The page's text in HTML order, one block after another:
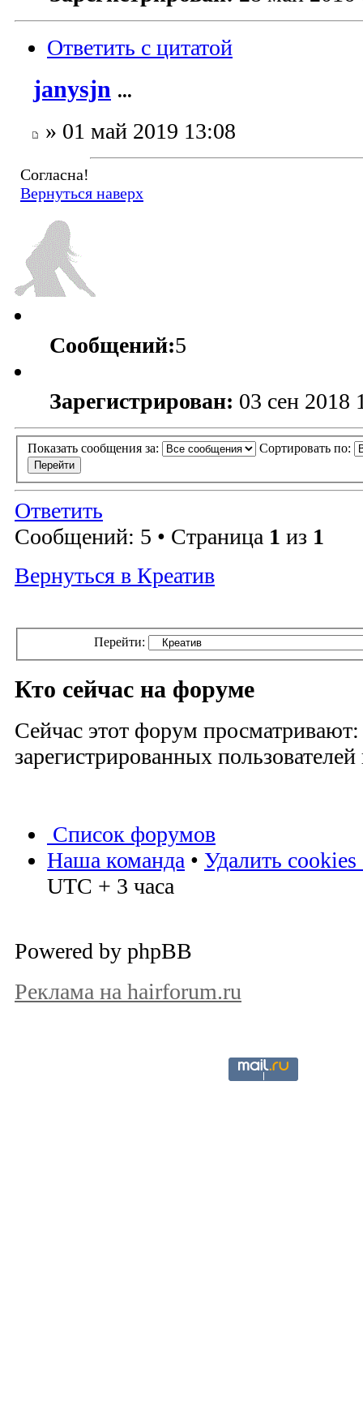
Ответить с цитатой
janysjn ...
» 01 май 2019 13:08
Согласна!
Вернуться наверх
Сообщений:5
Зарегистрирован: 03 сен 2018
Показать сообщения за: Сортировать по:
Ответить
Сообщений: 5 • Страница 1 из 1
Вернуться в Креатив
Перейти:
Кто сейчас на форуме
Сейчас этот форум просматривают:
зарегистрированных
Список форумов
Наша команда • Удалить
UTC + 3 часа
Powered by phpBB
Реклама на hairforum.ru